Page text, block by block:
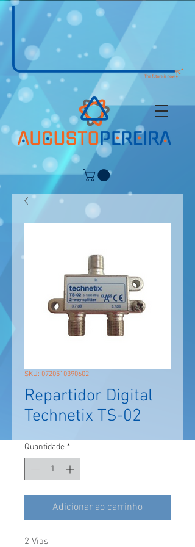
SKU: 0720510390602
Repartidor Digital
Technetix TS-02
Quantidade *
Adicionar ao carrinho
2 Vias